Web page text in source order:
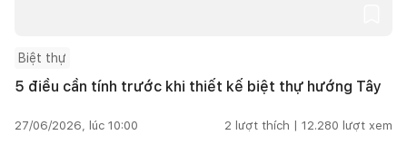
Biệt thự
5 điều cần tính trước khi thiết kế biệt thự hướng Tây
27/06/2026, lúc 10:00 2 lượt thích | 12.280 lượt xem